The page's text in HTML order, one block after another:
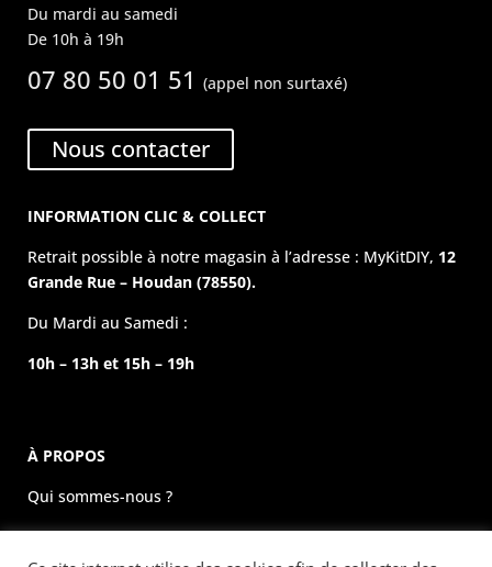
Du mardi au samedi
De 10h à 19h
07 80 50 01 51(appel non surtaxé)
Nous contacter
INFORMATION CLIC & COLLECT
Retrait possible à notre magasin à l’adresse : MyKitDIY, 12
Grande Rue – Houdan (78550).
Du Mardi au Samedi :
10h – 13h et 15h – 19h
À PROPOS
Qui sommes-nous ?
La boutique physique